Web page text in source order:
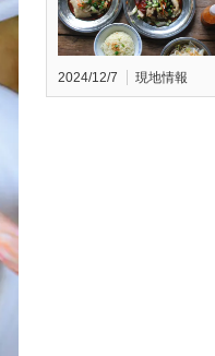
2024/12/7 現地情報